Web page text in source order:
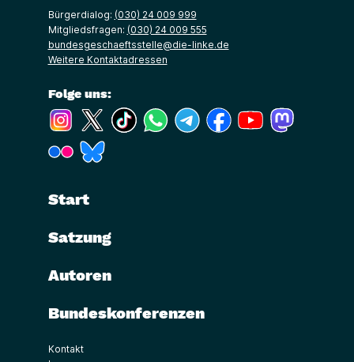
Bürgerdialog: (030) 24 009 999
Mitgliedsfragen: (030) 24 009 555
bundesgeschaeftsstelle@die-linke.de
Weitere Kontaktadressen
Folge uns:
(Link öffnet ein neues Fenster)
(Link öffnet ein neues Fenster)
(Link öffnet ein neues Fenster)
(Link öffnet ein neues Fenster)
(Link öffnet ein neues Fenster)
(Link öffnet ein neues
(Link öffnet ein
(Link öffnet ein neues Fenster)
Start
Satzung
Autoren
Bundeskonferenzen
Kontakt